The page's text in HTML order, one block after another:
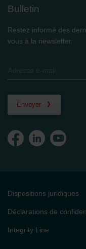
Bulletin
Restez informé des
vous à la newsletter.
Envoyer
Dispositions juridiques
Déclarations de
Integrity Line